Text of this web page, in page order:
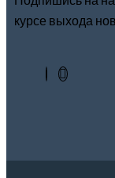
курсе выхода